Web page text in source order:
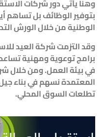
وهنا يأتي دور شركات
بتوفير الوظائف بل تساهم
الوطنية من خلال الورش
وقد التزمت شركة العيد
برامج توعوية ومهنية
في بيئة العمل. ومن خلال
المعتمدة نسهم في بناء
تطلعات السوق المحلي.